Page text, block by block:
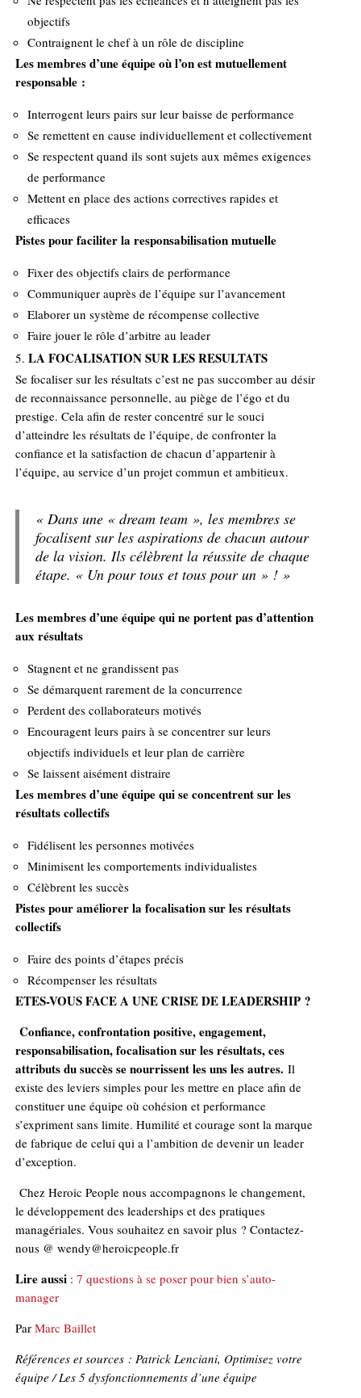
objectifs
Contraignent le chef à un rôle de discipline
Les membres d’une équipe où l’on est mutuellement
responsable :
Interrogent leurs pairs sur leur baisse de performance
Se remettent en cause individuellement et collectivement
Se respectent quand ils sont sujets aux mêmes exigences
de performance
Mettent en place des actions correctives rapides et
efficaces
Pistes pour faciliter la responsabilisation mutuelle
Fixer des objectifs clairs de performance
Communiquer auprès de l’équipe sur l’avancement
Elaborer un système de récompense collective
Faire jouer le rôle d’arbitre au leader
LA FOCALISATION SUR LES RESULTATS
Se focaliser sur les résultats c’est ne pas succomber au désir
de reconnaissance personnelle, au piège de l’égo et du
prestige. Cela afin de rester concentré sur le souci
d’atteindre les résultats de l’équipe, de confronter la
confiance et la satisfaction de chacun d’appartenir à
l’équipe, au service d’un projet commun et ambitieux.
« Dans une « dream team », les membres se
focalisent sur les aspirations de chacun autour
de la vision. Ils célèbrent la réussite de chaque
étape. « Un pour tous et tous pour un » ! »
Les membres d’une équipe qui ne portent pas d’attention
aux résultats
Stagnent et ne grandissent pas
Se démarquent rarement de la concurrence
Perdent des collaborateurs motivés
Encouragent leurs pairs à se concentrer sur leurs
objectifs individuels et leur plan de carrière
Se laissent aisément distraire
Les membres d’une équipe qui se concentrent sur les
résultats collectifs
Fidélisent les personnes motivées
Minimisent les comportements individualistes
Célèbrent les succès
Pistes pour améliorer la focalisation sur les résultats
collectifs
Faire des points d’étapes précis
Récompenser les résultats
ETES-VOUS FACE A UNE CRISE DE LEADERSHIP ?
Confiance, confrontation positive, engagement,
responsabilisation, focalisation sur les résultats, ces
attributs du succès se nourrissent les uns les autres.Il
existe des leviers simples pour les mettre en place afin de
constituer une équipe où cohésion et performance
s’expriment sans limite. Humilité et courage sont la marque
de fabrique de celui qui a l’ambition de devenir un leader
d’exception.
Chez Heroic People nous accompagnons le changement,
le développement des leaderships et des pratiques
managériales. Vous souhaitez en savoir plus ? Contactez-
nous @ wendy@heroicpeople.fr
Lire aussi :7 questions à se poser pour bien s’auto-
manager
ParMarc Baillet
Références et sources : Patrick Lenciani, Optimisez votre
équipe / Les 5 dysfonctionnements d’une équipe